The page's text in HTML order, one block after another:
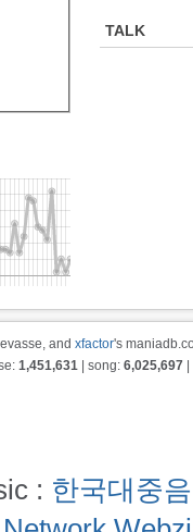
TALK
and xfactor's
1,451,631 | song: 6,025,697
: 한국대중